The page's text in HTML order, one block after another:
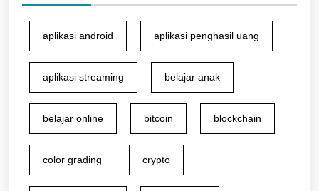
aplikasi android aplikasi penghasil uang
aplikasi streaming belajar anak
belajar online bitcoin blockchain
color grading crypto